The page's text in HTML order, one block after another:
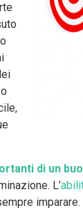
di un
L’
imparare.